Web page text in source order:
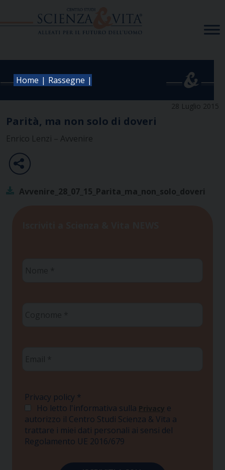
Home | Rassegne |
28 Luglio 2015
Parità, ma non solo di doveri
Enrico Lenzi – Avvenire
Avvenire_28_07_15_Parita_ma_non_solo_doveri
Privacy policy *
Ho letto l'informativa sulla Privacy e
autorizzo il Centro Studi Scienza & Vita a
trattare i miei dati personali ai sensi del
Regolamento UE 2016/679